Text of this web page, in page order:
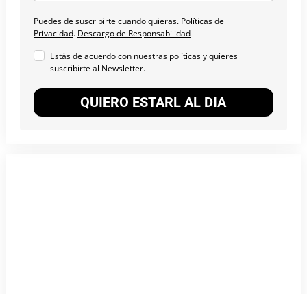
Puedes de suscribirte cuando quieras. Políticas de
Privacidad. Descargo de Responsabilidad
Estás de acuerdo con nuestras políticas y quieres
suscribirte al Newsletter.
QUIERO ESTARL AL DIA